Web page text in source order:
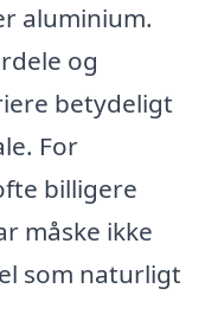
aluminium.
og
betydeligt
For
billigere
måske ikke
som naturligt